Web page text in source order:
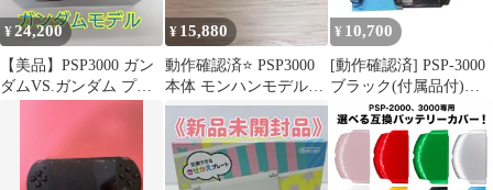
¥24,200
【美品】PSP3000 ガン
ダムVS.ガンダム プレ
¥ 15,880
動作確認済⭐️ PSP3000
本体 モンハンモデル
ブラック黒②
¥ 10,700
[動作確認済] PSP-3000
ブラック(付属品付)
i10300